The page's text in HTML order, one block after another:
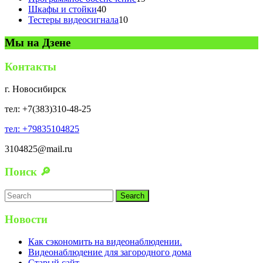
Шкафы и стойки4040
товаров
Тестеры видеосигнала1010
Мы на Дзене
Контакты
г. Новосибирск
тел: +7(383)310-48-25
тел: +79835104825
3104825@mail.ru
Поиск 🔎
Search
for:
Новости
Как сэкономить на видеонаблюдении.
Видеонаблюдение для загородного дома